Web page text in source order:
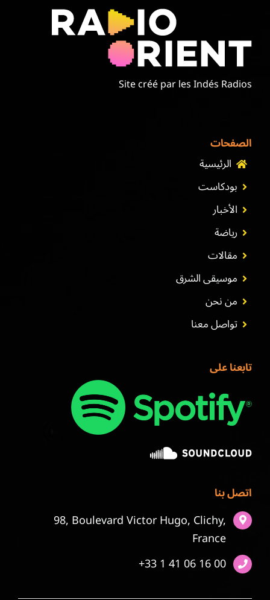
Site créé par les Indés Radios
الصفحات
الرئيسية
بودكاست
الأخبار
رياضة
مقالات
موسيقى الشرق
من نحن
تواصل معنا
تابعنا على
اتصل بنا
98, Boulevard Victor Hugo, Clichy,
France
+33 1 41 06 16 00